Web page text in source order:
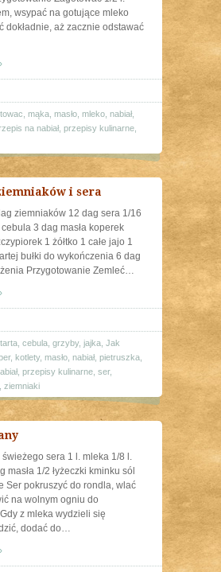
wsypać na gotujące mleko
dokładnie, aż zacznie odstawać
mąka masło mleko nabiał,
na nabiał, przepisy kulinarne
i sera
ziemniaków 12 dag sera 1/16
cebula 3 dag masła koperek
1 żółtko 1 całe jajo 1
bułki do wykończenia 6 dag
Przygotowanie Zemleć…
cebula grzyby, jajka Jak
, kotlety, masło nabiał, pietruszka
, przepisy kulinarne ser,
ziemniaki
świeżego sera 1 l. mleka 1/8 l.
masła 1/2 łyżeczki kminku sól
Ser pokruszyć do rondla, wlać
na wolnym ogniu do
z mleka wydzieli się
dodać do…